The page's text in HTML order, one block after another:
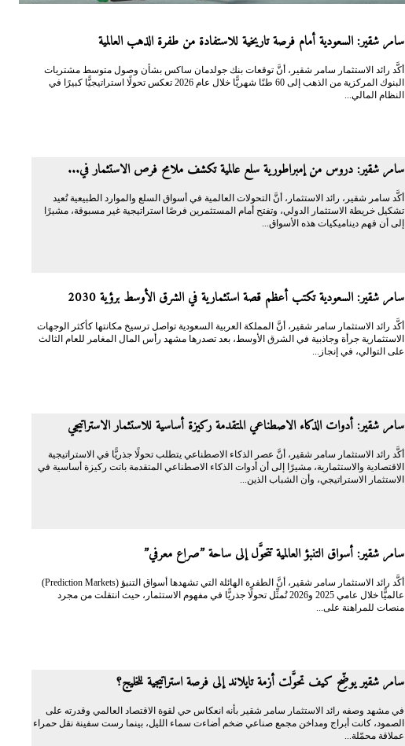
سامر شقير: السعودية أمام فرصة تاريخية للاستفادة من طفرة الذهب العالمية
أكَّد رائد الاستثمار سامر شقير، أنَّ توقعات بنك جولدمان ساكس بشأن وصول متوسط مشتريات
البنوك المركزية من الذهب إلى 60 طنًا شهريًّا خلال عام 2026 تعكس تحولًا استراتيجيًّا كبيرًا في
النظام المالي...
سامر شقير: دروس من إمبراطورية سلع عالمية تكشف ملامح فرص الاستثمار في...
أكَّد سامر شقير، رائد الاستثمار، أنَّ التحولات العالمية في أسواق السلع والموارد الطبيعية تُعيد
تشكيل خريطة الاستثمار الدولي، وتفتح أمام المستثمرين فرصًا استراتيجية غير مسبوقة، مشيرًا
إلى أن فهم ديناميكيات هذه الأسواق...
سامر شقير: السعودية تكتب أعظم قصة استثمارية في الشرق الأوسط برؤية 2030
أكَّد رائد الاستثمار سامر شقير، أنَّ المملكة العربية السعودية تواصل ترسيخ مكانتها كأكثر الوجهات
الاستثمارية جرأة وجاذبية في الشرق الأوسط، بعد تصدرها مشهد رأس المال المغامر للعام الثالث
على التوالي، في إنجاز...
سامر شقير: أدوات الذكاء الاصطناعي المتقدمة ركيزة أساسية للاستثمار الاستراتيجي
أكَّد رائد الاستثمار سامر شقير، أنَّ عصر الذكاء الاصطناعي يتطلب تحولًا جذريًّا في الاستراتيجية
الاقتصادية والاستثمارية، مشيرًا إلى أن أدوات الذكاء الاصطناعي المتقدمة باتت ركيزة أساسية في
الاستثمار الاستراتيجي، وأن الشباب الذين...
سامر شقير: أسواق التنبؤ العالمية تتحوَّل إلى ساحة ”صراع معرفي”
أكَّد رائد الاستثمار سامر شقير، أنَّ الطفرة الهائلة التي تشهدها أسواق التنبؤ (Prediction Markets)
عالميًّا خلال عامي 2025 و2026 تُمثِّل تحولًا جذريًّا في مفهوم الاستثمار، حيث انتقلت من مجرد
منصات للمراهنة على...
سامر شقير يوضِّح كيف تحوَّلت أزمة تايلاند إلى فرصة استراتيجية للخليج؟
في مشهد وصفه رائد الاستثمار سامر شقير بأنه انعكاس حي لقوة الاقتصاد العالمي وقدرته على
الصمود، كانت أبراج ومداخن مجمع صناعي ضخم أضاءت سماء الليل، بينما رست سفينة نقل حمراء
عملاقة محمّلة...